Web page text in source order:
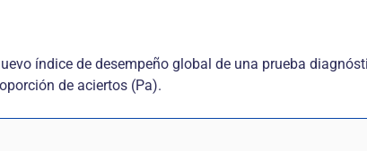
índice de desempeño global de una prueba
de aciertos (Pa).